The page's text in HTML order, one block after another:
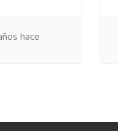
hace